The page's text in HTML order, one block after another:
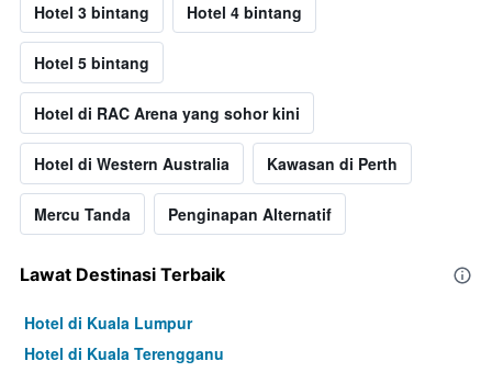
Hotel 3 bintang Hotel 4 bintang
Hotel 5 bintang
Hotel di RAC Arena yang sohor kini
Hotel di Western Australia Kawasan di Perth
Mercu Tanda Penginapan Alternatif
Lawat Destinasi Terbaik
Hotel di Kuala Lumpur
Hotel di Kuala Terengganu